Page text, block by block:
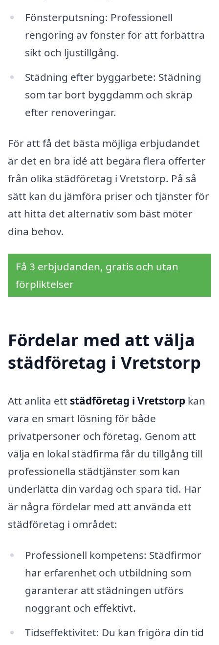
Fönsterputsning: Professionell
rengöring av fönster för att förbättra
sikt och ljustillgång.
Städning efter byggarbete: Städning
som tar bort byggdamm och skräp
efter renoveringar.
För att få det bästa möjliga erbjudandet
är det en bra idé att begära flera offerter
från olika städföretag i Vretstorp. På så
sätt kan du jämföra priser och tjänster för
att hitta det alternativ som bäst möter
dina behov.
Få 3 erbjudanden, gratis och utan
förpliktelser
Fördelar med att välja
städföretag i Vretstorp
Att anlita ett städföretag i Vretstorp kan
vara en smart lösning för både
privatpersoner och företag. Genom att
välja en lokal städfirma får du tillgång till
professionella städtjänster som kan
underlätta din vardag och spara tid. Här
är några fördelar med att använda ett
städföretag i området:
Professionell kompetens: Städfirmor
har erfarenhet och utbildning som
garanterar att städningen utförs
noggrant och effektivt.
Tidseffektivitet: Du kan frigöra din tid